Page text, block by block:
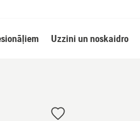
Uzzini un noskaidro